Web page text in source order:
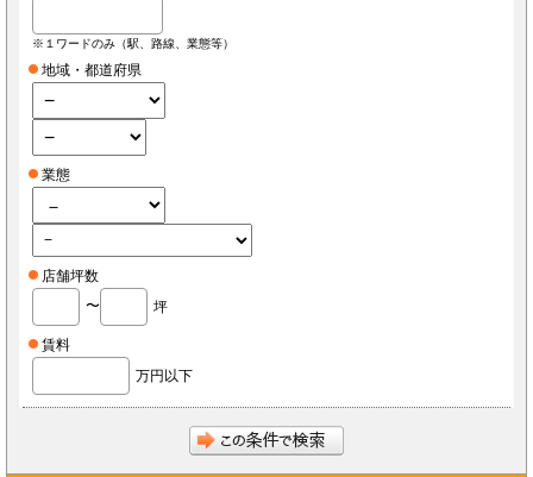
※１ワードのみ（駅、路線、業態等）
地域・都道府県
業態
店舗坪数
〜
坪
賃料
万円以下